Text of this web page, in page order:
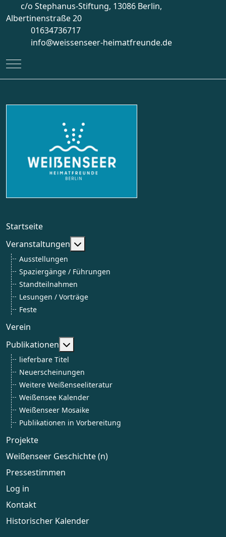
c/o Stephanus-Stiftung, 13086 Berlin,
Albertinenstraße 20
01634736717
info@weissenseer-heimatfreunde.de
Mobile Menu Toggle
Startseite
Veranstaltungen
Weitere Informationen:
Ausstellungen
Spaziergänge / Führungen
Standteilnahmen
Lesungen / Vorträge
Feste
Verein
Publikationen
Weitere Informationen: Publikationen
lieferbare Titel
Neuerscheinungen
Weitere Weißenseeliteratur
Weißensee Kalender
Weißenseer Mosaike
Publikationen in Vorbereitung
Projekte
Weißenseer Geschichte (n)
Pressestimmen
Log in
Kontakt
Historischer Kalender